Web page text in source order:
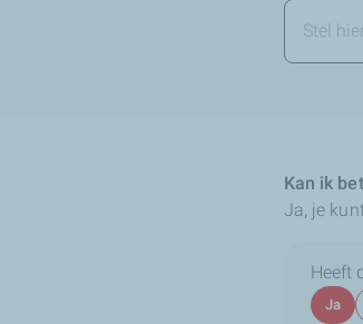
Kan ik
Ja, je
Heeft
Ja